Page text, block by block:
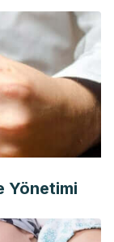
Yönetimi